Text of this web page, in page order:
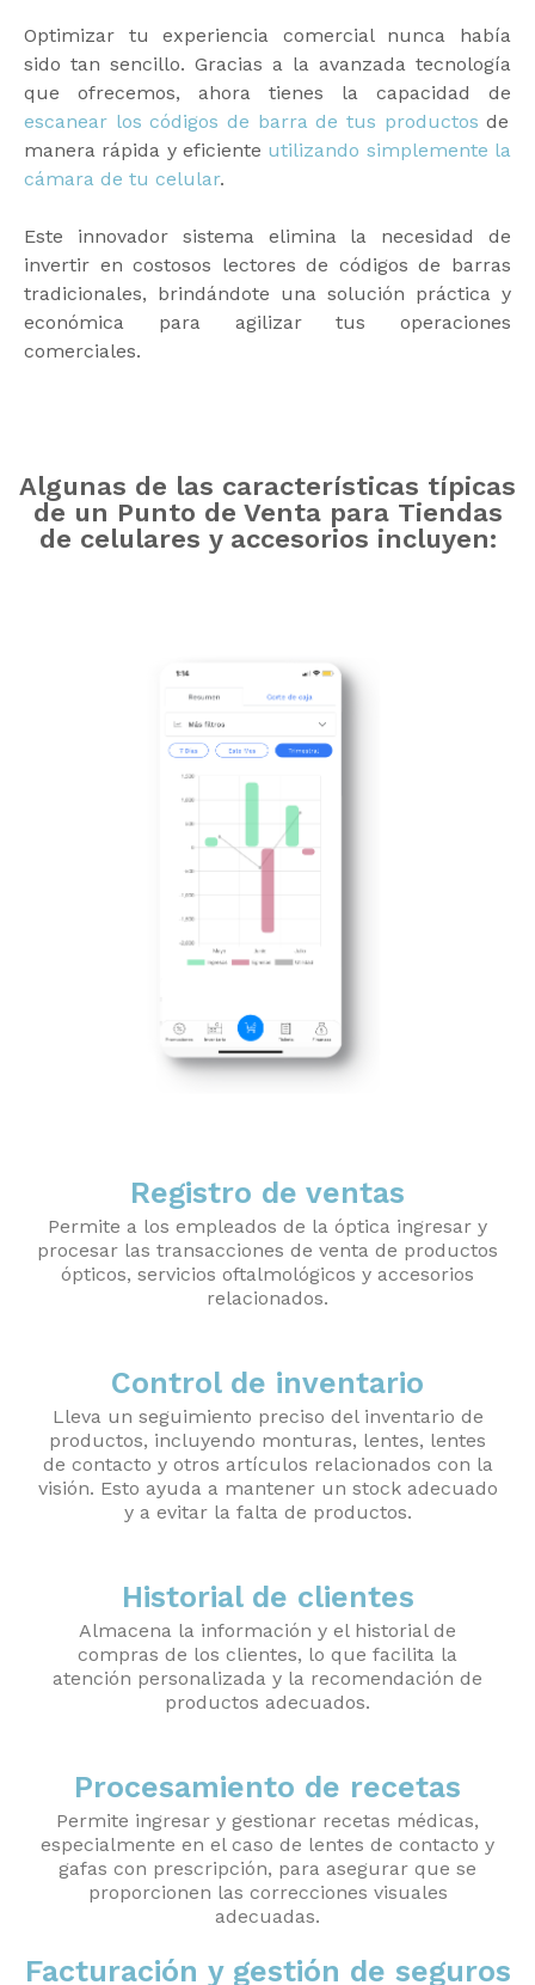
Optimizar tu experiencia comercial nunca había
sido tan sencillo. Gracias a la avanzada tecnología
que ofrecemos, ahora tienes la capacidad de
escanear los códigos de barra de tus productos de
manera rápida y eficiente utilizando simplemente la
cámara de tu celular.
Este innovador sistema elimina la necesidad de
invertir en costosos lectores de códigos de barras
tradicionales, brindándote una solución práctica y
económica para agilizar tus operaciones
comerciales.
Algunas de las características típicas
de un Punto de Venta para Tiendas
de celulares y accesorios incluyen:
Registro de ventas
Permite a los empleados de la óptica ingresar y
procesar las transacciones de venta de productos
ópticos, servicios oftalmológicos y accesorios
relacionados.
Control de inventario
Lleva un seguimiento preciso del inventario de
productos, incluyendo monturas, lentes, lentes
de contacto y otros artículos relacionados con la
visión. Esto ayuda a mantener un stock adecuado
y a evitar la falta de productos.
Historial de clientes
Almacena la información y el historial de
compras de los clientes, lo que facilita la
atención personalizada y la recomendación de
productos adecuados.
Procesamiento de recetas
Permite ingresar y gestionar recetas médicas,
especialmente en el caso de lentes de contacto y
gafas con prescripción, para asegurar que se
proporcionen las correcciones visuales
adecuadas.
Facturación y gestión de seguros